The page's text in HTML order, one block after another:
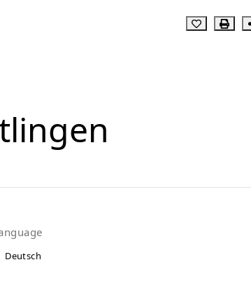
Deutsch